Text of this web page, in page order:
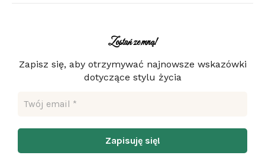
Zostań ze mną!
Zapisz się, aby otrzymywać najnowsze wskazówki
dotyczące stylu życia